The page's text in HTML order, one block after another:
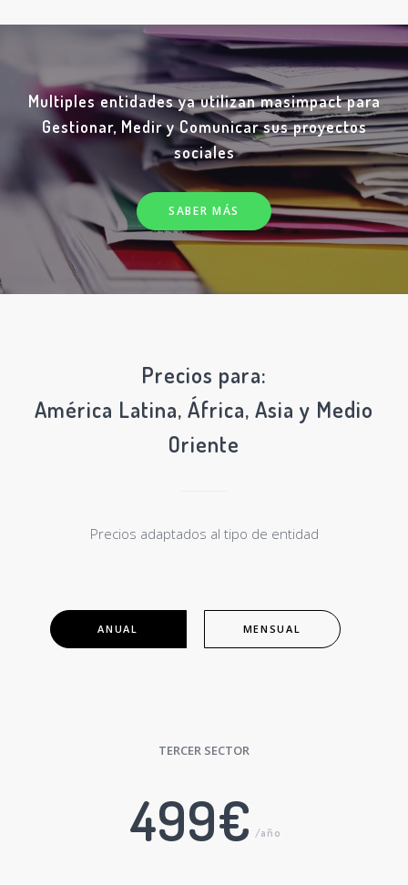
Multiples entidades ya utilizan masimpact para
Gestionar, Medir y Comunicar sus proyectos
sociales
SABER MÁS
Precios para:
América Latina, África, Asia y Medio
Oriente
Precios adaptados al tipo de entidad
ANUAL MENSUAL
TERCER SECTOR
499€ /año